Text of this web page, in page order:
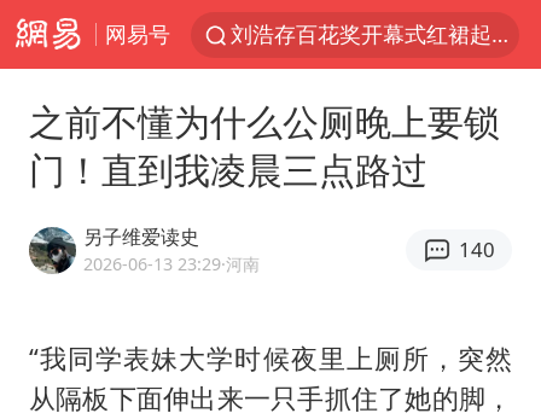
网易号
刘浩存百花奖开幕式红裙起舞
张本智和：零封向鹏不意外
用AI造出新病毒意味着什么
浙江最强风雨时段已锁定
美股创4月份以来最大单周涨幅
之前不懂为什么公厕晚上要锁
门！直到我凌晨三点路过
另子维爱读史
2026-06-13 23:29·河南
140
“我同学表妹大学时候夜里上厕所，突然
从隔板下面伸出来一只手抓住了她的脚，